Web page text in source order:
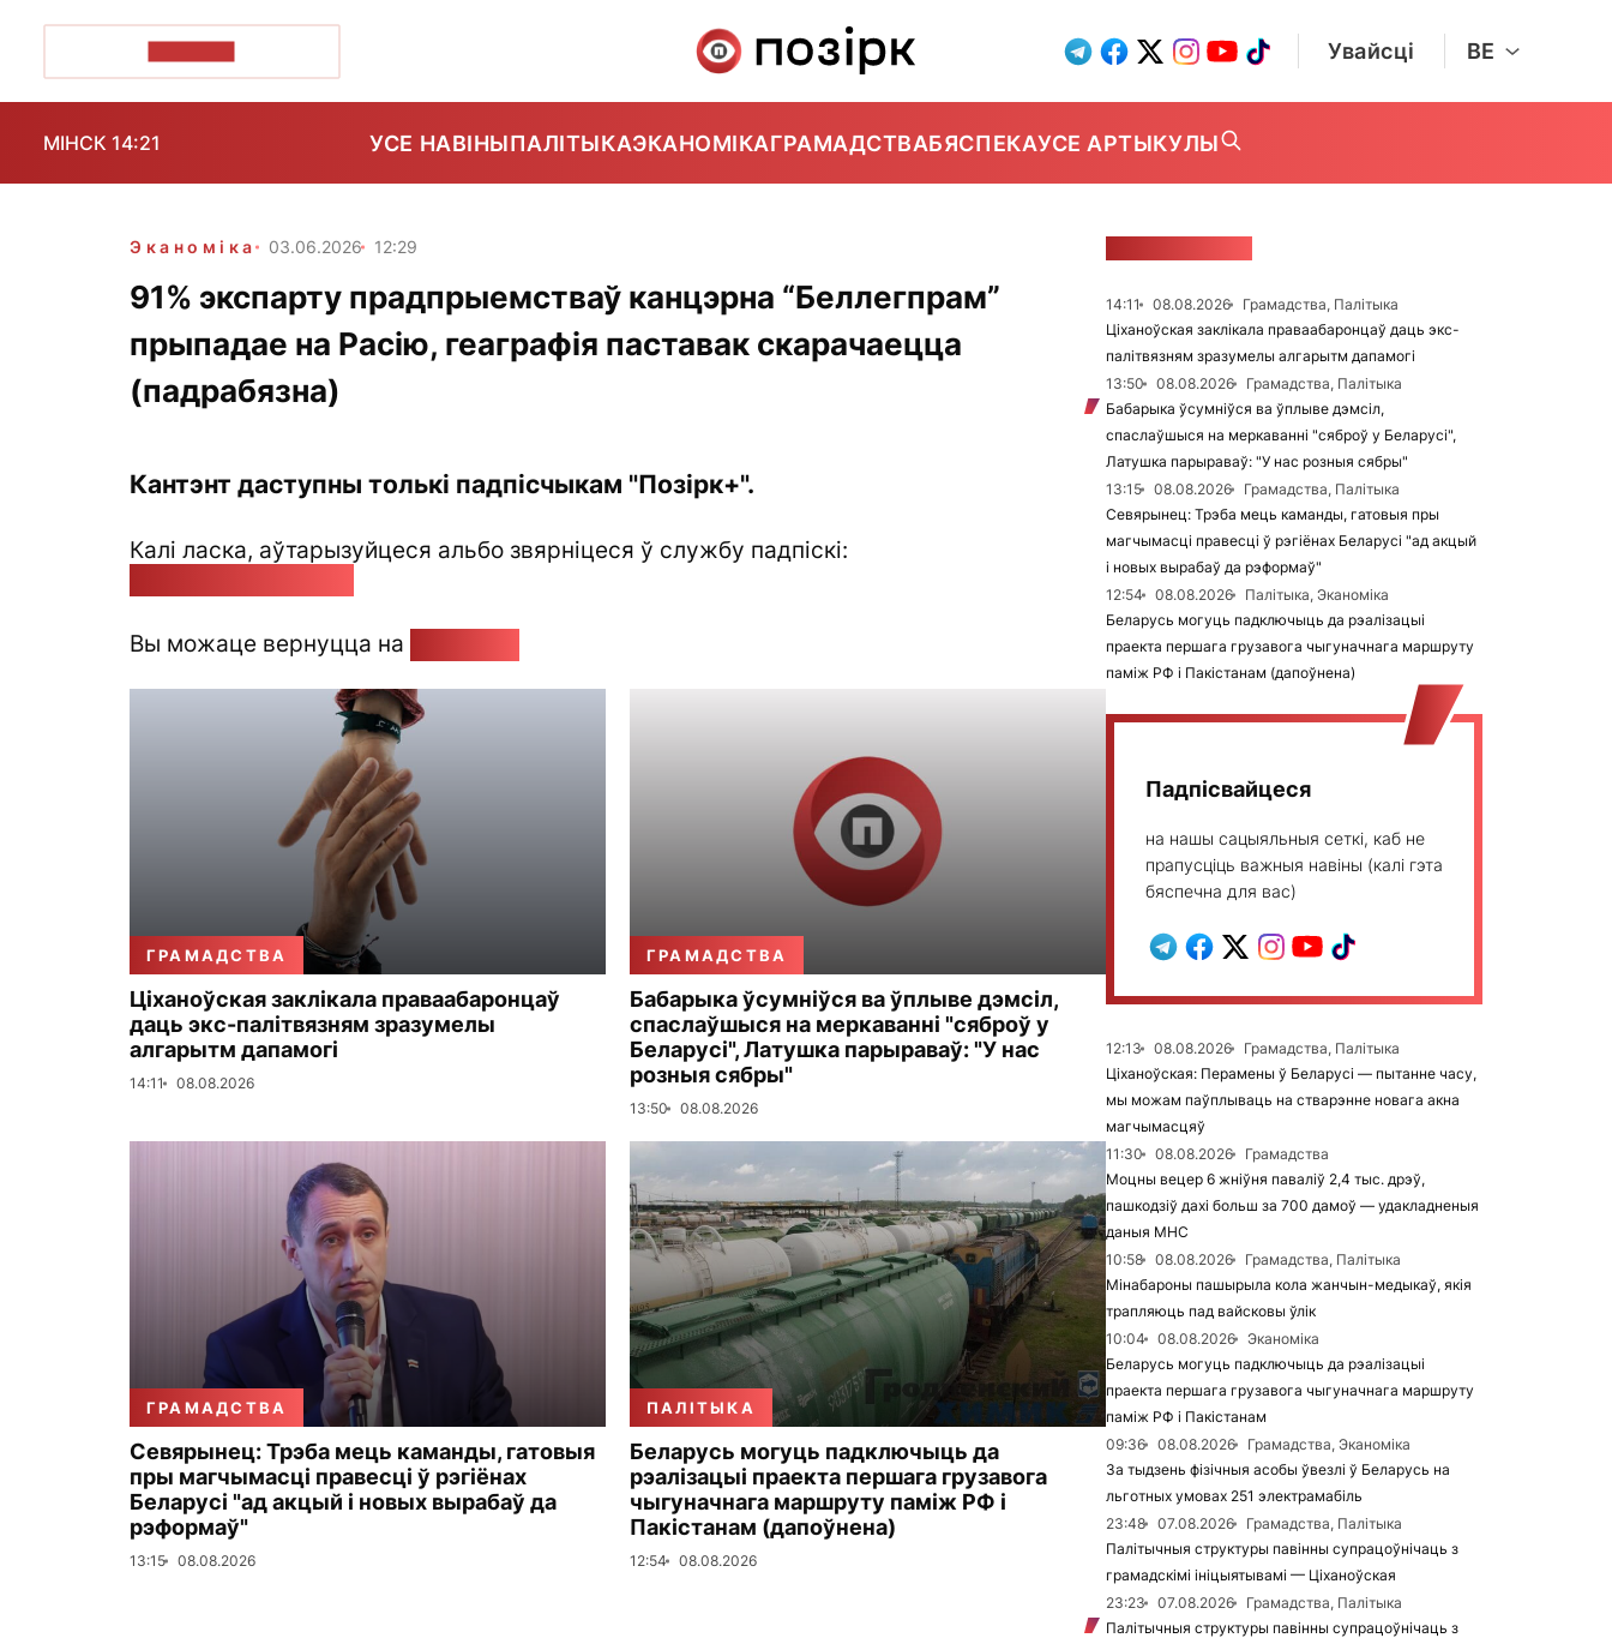
Увайсці BE
МІНСК 14:21 УСЕ НАВІНЫПАЛІТЫКАЭКАНОМІКАГРАМАДСТВАБЯСПЕКАУСЕ АРТЫКУЛЫ
Эканоміка 03.06.2026 12:29
91% экспарту прадпрыемстваў канцэрна “Беллегпрам”
прыпадае на Расію, геаграфія паставак скарачаецца
(падрабязна)
Кантэнт даступны толькі падпісчыкам "Позірк+".
Калі ласка, аўтарызуйцеся альбо звярніцеся ў службу падпіскі:
Вы можаце вернуцца на
ГРАМАДСТВА
Ціханоўская заклікала праваабаронцаў
даць экс-палітвязням зразумелы
алгарытм дапамогі
14:11 08.08.2026
ГРАМАДСТВА
Бабарыка ўсумніўся ва ўплыве дэмсіл,
спаслаўшыся на меркаванні "сяброў у
Беларусі", Латушка парыраваў: "У нас
розныя сябры"
13:50 08.08.2026
ГРАМАДСТВА
Севярынец: Трэба мець каманды, гатовыя
пры магчымасці правесці ў рэгіёнах
Беларусі "ад акцый і новых вырабаў да
рэформаў"
13:15 08.08.2026
ПАЛІТЫКА
Беларусь могуць падключыць да
рэалізацыі праекта першага грузавога
чыгуначнага маршруту паміж РФ і
Пакістанам (дапоўнена)
12:54 08.08.2026
14:11 08.08.2026
Грамадства, Палітыка
Ціханоўская заклікала праваабаронцаў даць экс-
палітвязням зразумелы алгарытм дапамогі
13:50
08.08.2026
Грамадства, Палітыка
Бабарыка ўсумніўся ва ўплыве дэмсіл,
спаслаўшыся на меркаванні "сяброў у Беларусі",
Латушка парыраваў: "У нас розныя сябры"
13:15
08.08.2026
Грамадства, Палітыка
Севярынец: Трэба мець каманды, гатовыя пры
магчымасці правесці ў рэгіёнах Беларусі "ад акцый
і новых вырабаў да рэформаў"
12:54
08.08.2026
Палітыка, Эканоміка
Беларусь могуць падключыць да рэалізацыі
праекта першага грузавога чыгуначнага маршруту
паміж РФ і Пакістанам (дапоўнена)
Падпісвайцеся
на нашы сацыяльныя сеткі, каб не
прапусціць важныя навіны (калі гэта
бяспечна для вас)
12:13 08.08.2026
Грамадства, Палітыка
Ціханоўская: Перамены ў Беларусі — пытанне часу,
мы можам паўплываць на стварэнне новага акна
магчымасцяў
11:30
08.08.2026
Грамадства
Моцны вецер 6 жніўня паваліў 2,4 тыс. дрэў,
пашкодзіў дахі больш за 700 дамоў — удакладненыя
даныя МНС
10:58
08.08.2026
Грамадства, Палітыка
Мінабароны пашырыла кола жанчын-медыкаў, якія
трапляюць пад вайсковы ўлік
10:04
08.08.2026
Эканоміка
Беларусь могуць падключыць да рэалізацыі
праекта першага грузавога чыгуначнага маршруту
паміж РФ і Пакістанам
09:36
08.08.2026
Грамадства, Эканоміка
За тыдзень фізічныя асобы ўвезлі ў Беларусь на
льготных умовах 251 электрамабіль
23:48
07.08.2026
Грамадства, Палітыка
Палітычныя структуры павінны супрацоўнічаць з
грамадскімі ініцыятывамі — Ціханоўская
23:23
07.08.2026
Грамадства, Палітыка
Палітычныя структуры павінны супрацоўнічаць з